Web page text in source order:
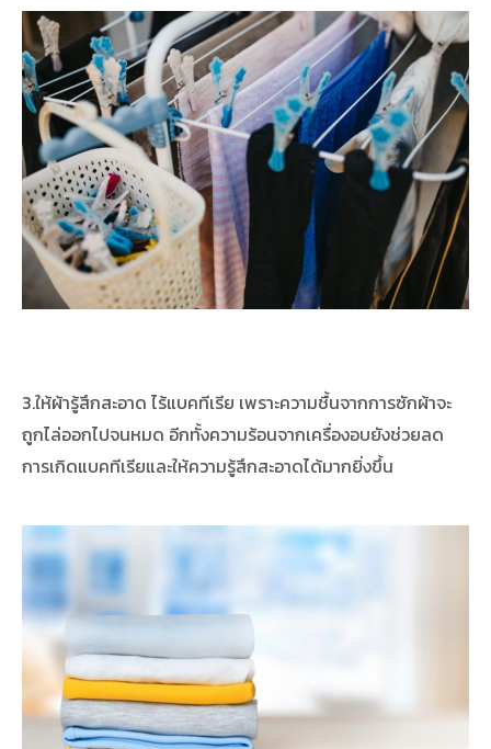
3.ให้ผ้ารู้สึกสะอาด ไร้แบคทีเรีย เพราะความชื้นจากการซักผ้าจะ
ถูกไล่ออกไปจนหมด อีกทั้งความร้อนจากเครื่องอบยังช่วยลด
การเกิดแบคทีเรียและให้ความรู้สึกสะอาดได้มากยิ่งขึ้น